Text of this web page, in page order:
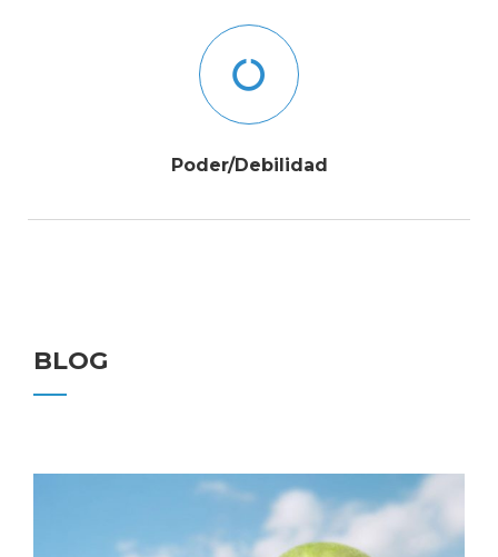
Poder/Debilidad
BLOG